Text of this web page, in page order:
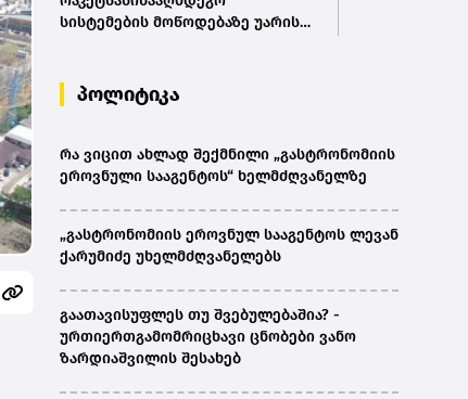
სისტემების მოწოდებაზე უარის
მიმდინარე კონფლიქტი
დაასახელეს - ვოლოდიმირ
პოლიტიკა
რა ვიცით ახლად შექმნილი „გასტრონომიის
ეროვნული სააგენტოს“ ხელმძღვანელზე
„გასტრონომიის ეროვნულ სააგენტოს ლევან
ქარუმიძე უხელმძღვანელებს
გაათავისუფლეს თუ შვებულებაშია? -
ურთიერთგამომრიცხავი ცნობები ვანო
ზარდიაშვილის შესახებ